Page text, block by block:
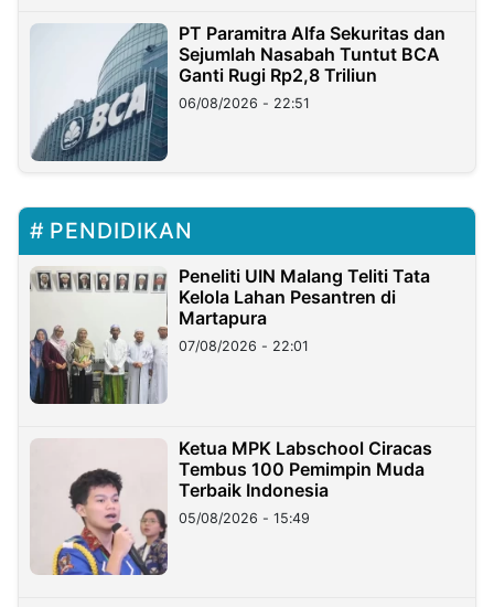
PT Paramitra Alfa Sekuritas dan
Sejumlah Nasabah Tuntut BCA
Ganti Rugi Rp2,8 Triliun
06/08/2026 - 22:51
PENDIDIKAN
Peneliti UIN Malang Teliti Tata
Kelola Lahan Pesantren di
Martapura
07/08/2026 - 22:01
Ketua MPK Labschool Ciracas
Tembus 100 Pemimpin Muda
Terbaik Indonesia
05/08/2026 - 15:49